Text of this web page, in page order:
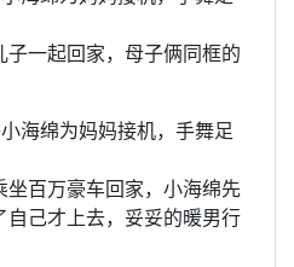
一起回家，母子俩同框的
坐百万豪车回家，小海绵先
自己才上去，妥妥的暖男行